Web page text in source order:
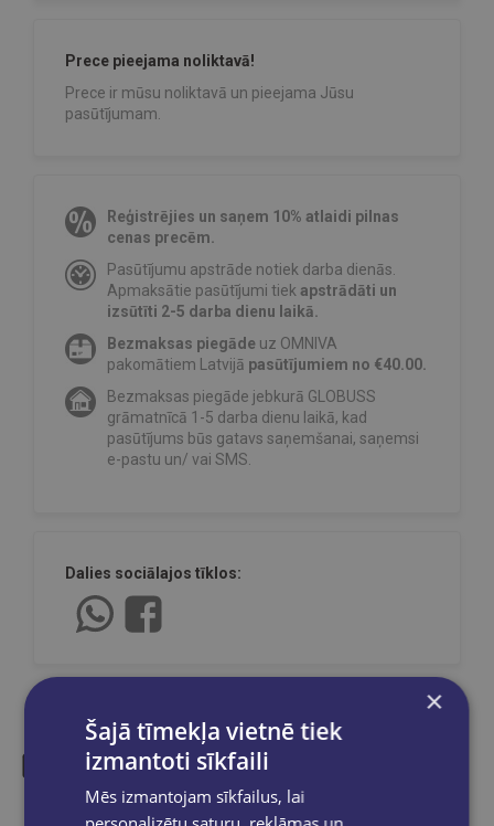
Prece pieejama noliktavā!
Prece ir mūsu noliktavā un pieejama Jūsu
pasūtījumam.
Reģistrējies un saņem 10% atlaidi pilnas
cenas precēm.
Pasūtījumu apstrāde notiek darba dienās.
Apmaksātie pasūtījumi tiek apstrādāti un
izsūtīti 2-5 darba dienu laikā.
Bezmaksas piegāde uz OMNIVA
pakomātiem Latvijā pasūtījumiem no €40.00.
Bezmaksas piegāde jebkurā GLOBUSS
grāmatnīcā 1-5 darba dienu laikā, kad
pasūtījums būs gatavs saņemšanai, saņemsi
e-pastu un/ vai SMS.
Dalies sociālajos tīklos:
Līdzīgas preces
×
Šajā tīmekļa vietnē tiek
izmantoti sīkfaili
Mēs izmantojam sīkfailus, lai